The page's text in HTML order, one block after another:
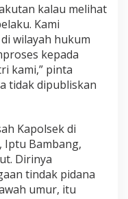
kalau melihat
Kami
wilayah hukum
kepada
kami,” pinta
tidak dipubliskan
Kapolsek di
Iptu Bambang,
Dirinya
tindak pidana
umur, itu